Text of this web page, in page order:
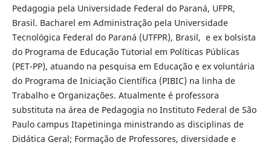
Pedagogia pela Universidade Federal do Paraná, UFPR,
Brasil. Bacharel em Administração pela Universidade
Tecnológica Federal do Paraná (UTFPR), Brasil, e ex bolsista
do Programa de Educação Tutorial em Políticas Públicas
(PET-PP), atuando na pesquisa em Educação e ex voluntária
do Programa de Iniciação Científica (PIBIC) na linha de
Trabalho e Organizações. Atualmente é professora
substituta na área de Pedagogia no Instituto Federal de São
Paulo campus Itapetininga ministrando as disciplinas de
Didática Geral; Formação de Professores, diversidade e